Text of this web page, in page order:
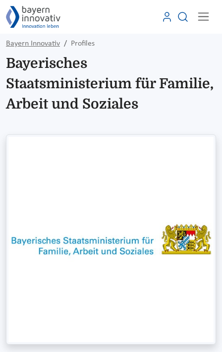
Bayern Innovativ Profiles
Bayerisches
Staatsministerium für Familie,
Arbeit und Soziales